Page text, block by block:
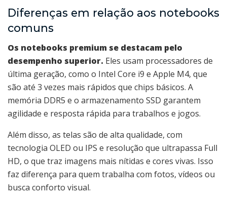
Diferenças em relação aos notebooks
comuns
Os notebooks premium se destacam pelo
desempenho superior. Eles usam processadores de
última geração, como o Intel Core i9 e Apple M4, que
são até 3 vezes mais rápidos que chips básicos. A
memória DDR5 e o armazenamento SSD garantem
agilidade e resposta rápida para trabalhos e jogos.
Além disso, as telas são de alta qualidade, com
tecnologia OLED ou IPS e resolução que ultrapassa Full
HD, o que traz imagens mais nítidas e cores vivas. Isso
faz diferença para quem trabalha com fotos, vídeos ou
busca conforto visual.